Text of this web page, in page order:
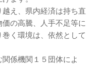
え、県内経済は持ち直
の高騰、人手不足等に
く環境は、依然として
係機関１５団体によ